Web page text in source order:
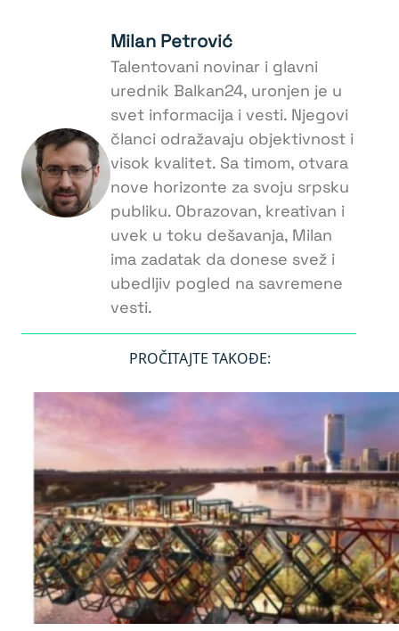
Milan Petrović
Talentovani novinar i glavni
urednik Balkan24, uronjen je u
svet informacija i vesti. Njegovi
članci odražavaju objektivnost i
visok kvalitet. Sa timom, otvara
nove horizonte za svoju srpsku
publiku. Obrazovan, kreativan i
uvek u toku dešavanja, Milan
ima zadatak da donese svež i
ubedljiv pogled na savremene
vesti.
PROČITAJTE TAKOĐE: